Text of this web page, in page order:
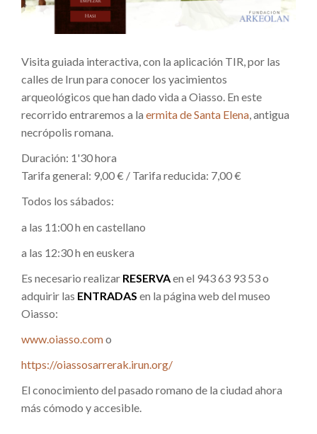
Visita guiada interactiva, con la aplicación TIR, por las
calles de Irun para conocer los yacimientos
arqueológicos que han dado vida a Oiasso. En este
recorrido entraremos a la ermita de Santa Elena, antigua
necrópolis romana.
Duración: 1'30 hora
Tarifa general: 9,00 € / Tarifa reducida: 7,00 €
Todos los sábados:
a las 11:00 h en castellano
a las 12:30 h en euskera
Es necesario realizar RESERVAen el 943 63 93 53 o
adquirir las ENTRADAS en la página web del museo
Oiasso:
www.oiasso.como
https://oiassosarrerak.irun.org/
El conocimiento del pasado romano de la ciudad ahora
más cómodo y accesible.